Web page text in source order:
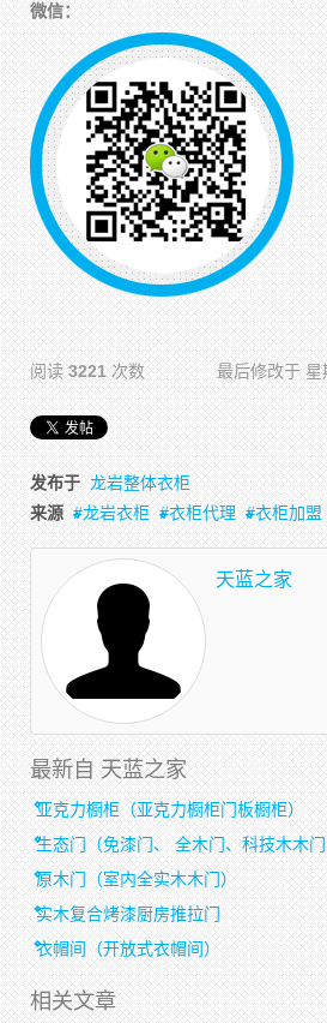
微信：
阅读3221次数 最后修改于
发布于 龙岩整体衣柜
来源
龙岩衣柜 衣柜代理 衣柜加盟
天蓝之家
最新自 天蓝之家
亚克力橱柜（亚克力橱柜门板橱柜）
生态门（免漆门、 全木门、科技木木
原木门（室内全实木木门）
实木复合烤漆厨房推拉门
衣帽间（开放式衣帽间）
相关文章